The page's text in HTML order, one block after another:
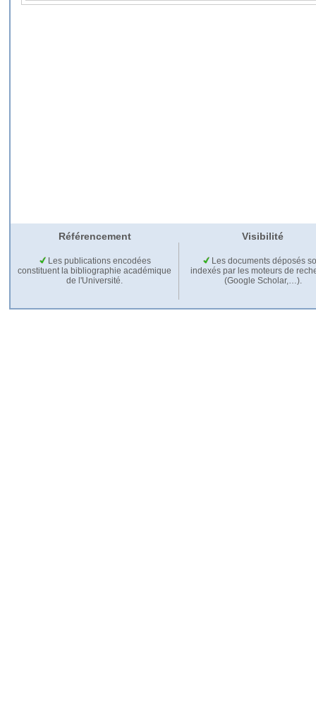
Référencement Visibilité
Les publications encodées
constituent la bibliographie académique
de l'Université.
Les documents déposés
indexés par les moteurs de
(Google Scholar,…).